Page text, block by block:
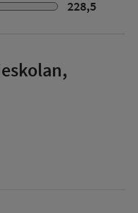
228,5